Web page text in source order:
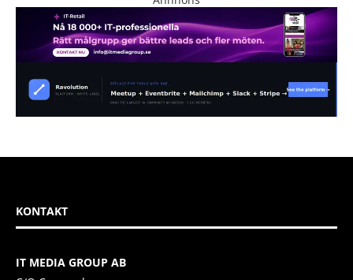
KONTAKT
IT MEDIA GROUP AB